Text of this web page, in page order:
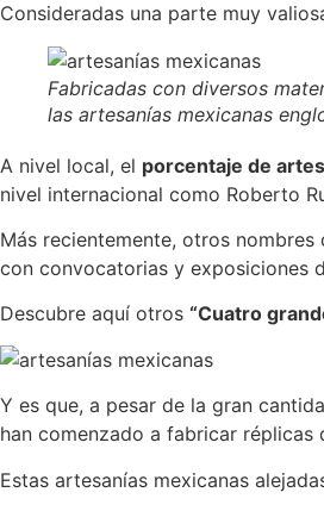
Consideradas una parte muy
Fabricadas con diversos
las artesanías mexicanas
A nivel local, el porcentaje de
nivel internacional como Roberto
Más recientemente, otros
con convocatorias y exposiciones
Descubre aquí otros “Cuatro
Y es que, a pesar de la gran
han comenzado a fabricar
Estas artesanías mexicanas